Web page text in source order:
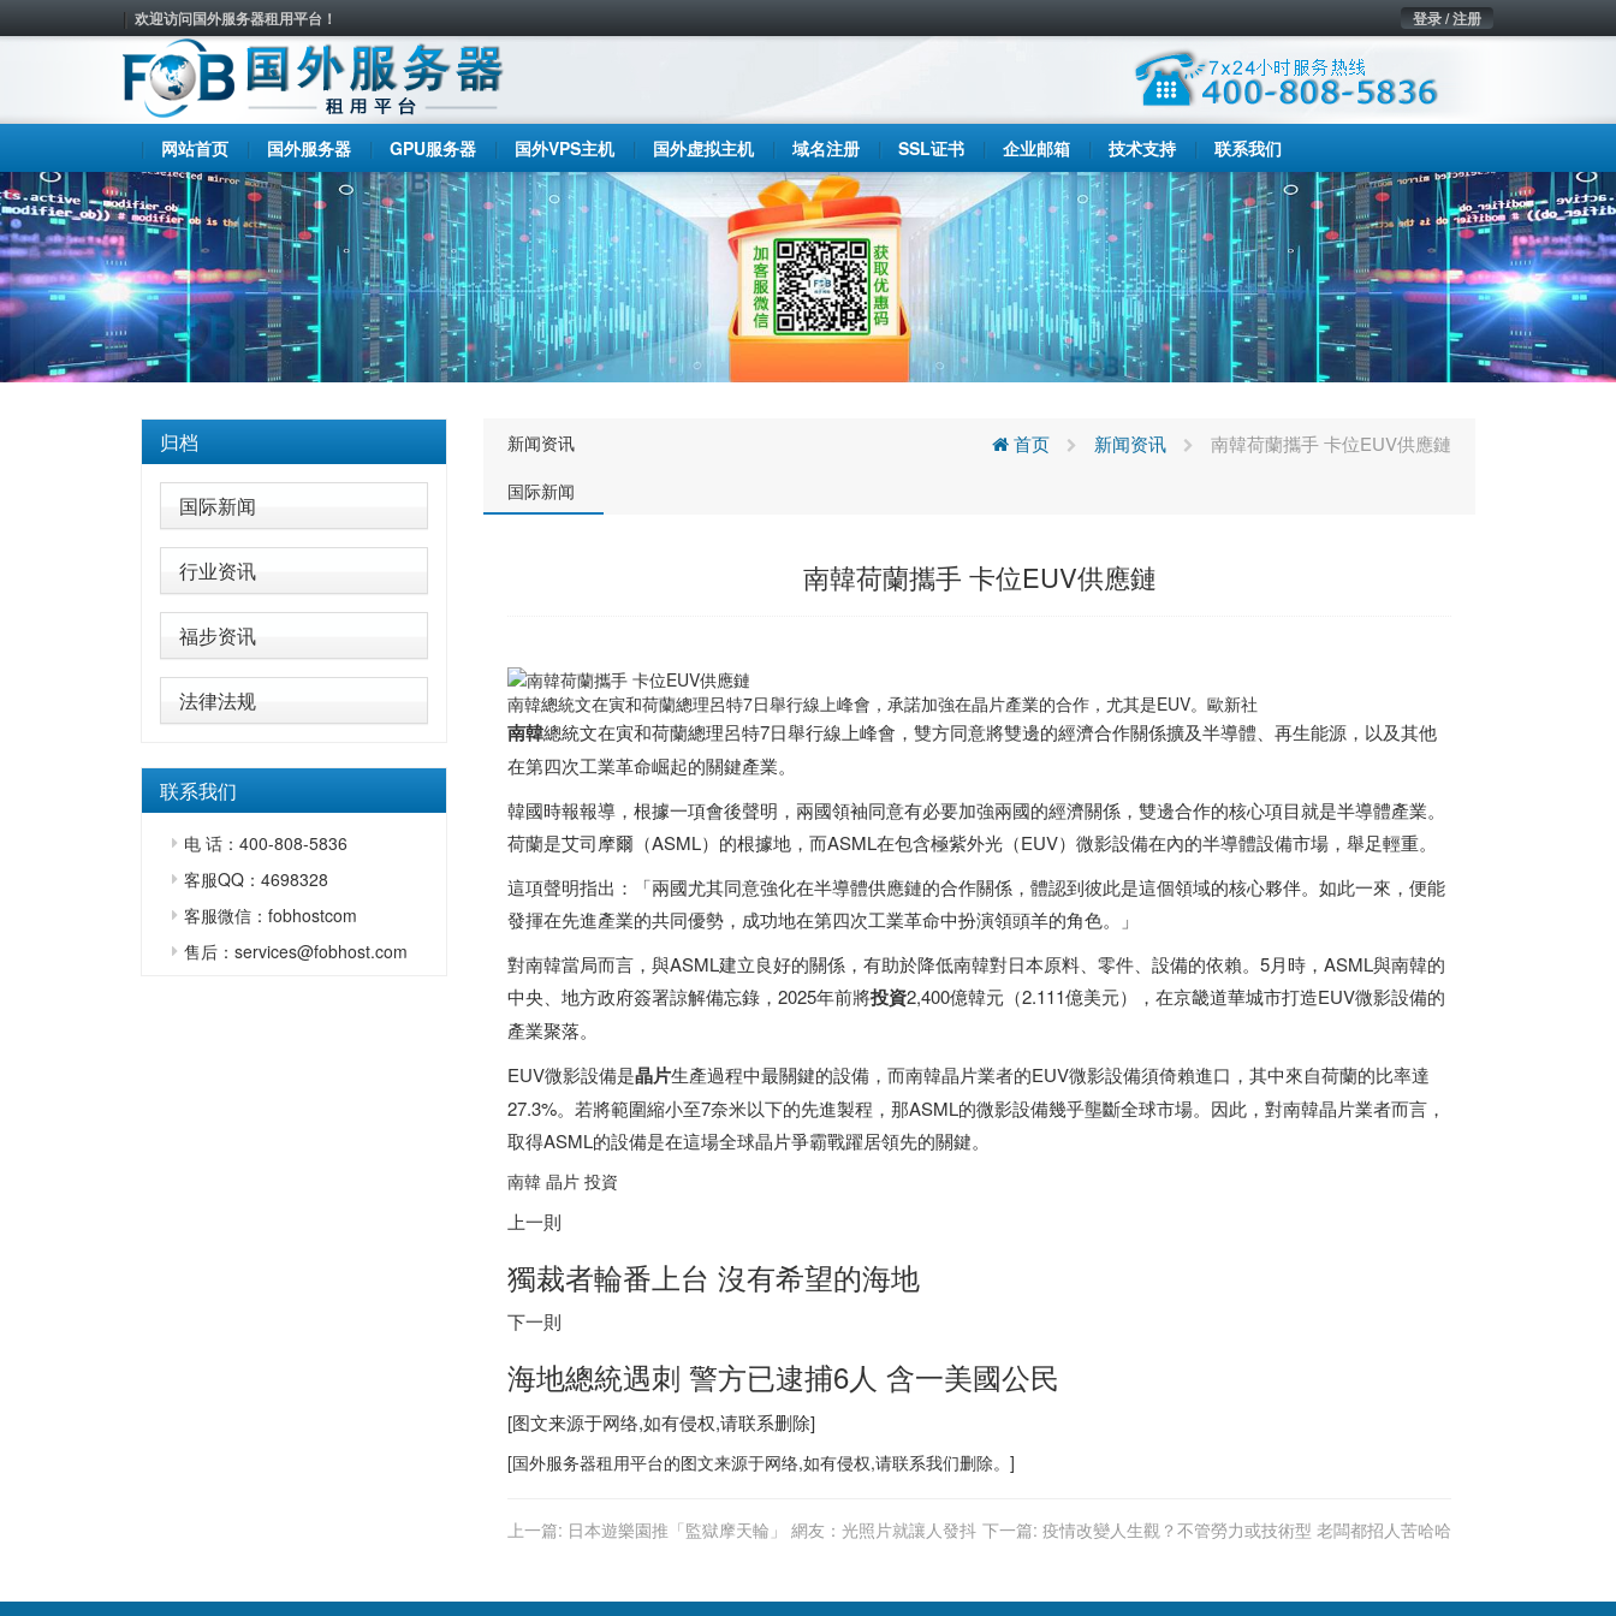
欢迎访问国外服务器租用平台！ 登录 / 注册
网站首页 国外服务器 GPU服务器 国外VPS主机 国外虚拟主机 域名注册 SSL证书 企业邮箱 技术支持 联系我们
归档
国际新闻
行业资讯
福步资讯
法律法规
联系我们
电 话：400-808-5836
客服QQ：4698328
客服微信：fobhostcom
售后：services@fobhost.com
新闻资讯
国际新闻
首页 新闻资讯 南韓荷蘭攜手 卡位EUV供應鏈
南韓荷蘭攜手 卡位EUV供應鏈
南韓總統文在寅和荷蘭總理呂特7日舉行線上峰會，承諾加強在晶片產業的合作，尤其是EUV。歐新社
南韓總統文在寅和荷蘭總理呂特7日舉行線上峰會，雙方同意將雙邊的經濟合作關係擴及半導體、再生能源，以及其他
在第四次工業革命崛起的關鍵產業。
韓國時報報導，根據一項會後聲明，兩國領袖同意有必要加強兩國的經濟關係，雙邊合作的核心項目就是半導體產業。
荷蘭是艾司摩爾（ASML）的根據地，而ASML在包含極紫外光（EUV）微影設備在內的半導體設備市場，舉足輕重。
這項聲明指出：「兩國尤其同意強化在半導體供應鏈的合作關係，體認到彼此是這個領域的核心夥伴。如此一來，便能
發揮在先進產業的共同優勢，成功地在第四次工業革命中扮演領頭羊的角色。」
對南韓當局而言，與ASML建立良好的關係，有助於降低南韓對日本原料、零件、設備的依賴。5月時，ASML與南韓的
中央、地方政府簽署諒解備忘錄，2025年前將投資2,400億韓元（2.111億美元），在京畿道華城市打造EUV微影設備的
產業聚落。
EUV微影設備是晶片生產過程中最關鍵的設備，而南韓晶片業者的EUV微影設備須倚賴進口，其中來自荷蘭的比率達
27.3%。若將範圍縮小至7奈米以下的先進製程，那ASML的微影設備幾乎壟斷全球市場。因此，對南韓晶片業者而言，
取得ASML的設備是在這場全球晶片爭霸戰躍居領先的關鍵。
南韓 晶片 投資
上一則
獨裁者輪番上台 沒有希望的海地
下一則
海地總統遇刺 警方已逮捕6人 含一美國公民
[图文来源于网络,如有侵权,请联系删除]
[国外服务器租用平台的图文来源于网络,如有侵权,请联系我们删除。]
上一篇: 日本遊樂園推「監獄摩天輪」 網友：光照片就讓人發抖 下一篇: 疫情改變人生觀？不管勞力或技術型 老闆都招人苦哈哈